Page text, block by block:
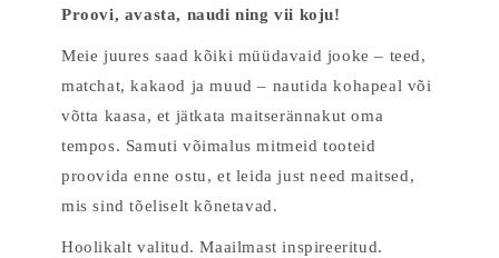
Proovi, avasta, naudi ning vii koju!
Meie juures saad kõiki müüdavaid jooke – teed,
matchat, kakaod ja muud – nautida kohapeal või
võtta kaasa, et jätkata maitserännakut oma
tempos. Samuti võimalus mitmeid tooteid
proovida enne ostu, et leida just need maitsed,
mis sind tõeliselt kõnetavad.
Hoolikalt valitud. Maailmast inspireeritud.